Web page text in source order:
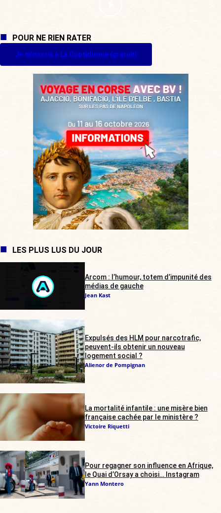
POUR NE RIEN RATER
Je m'inscris à La Quotidienne (gratuit)
LES PLUS LUS DU JOUR
Arcom : l’humour, totem d’impunité des
médias de gauche
Jean Kast
Expulsés des HLM pour narcotrafic,
peuvent-ils obtenir un nouveau
logement social ?
Alienor de Pompignan
La mortalité infantile : une misère bien
française cachée par le ministère ?
Victoire Riquetti
Pour regagner son influence en Afrique,
le Quai d’Orsay a choisi… Instagram
Yann Montero